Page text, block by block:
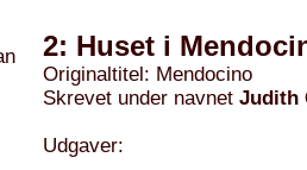
2: Huset i
Originaltitel: Mendocino
Skrevet under navnet Judith
Udgaver: